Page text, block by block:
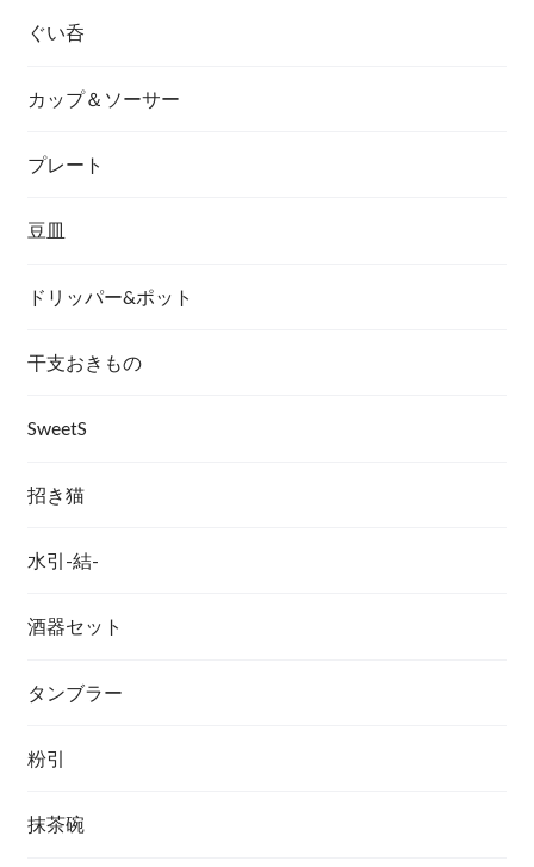
ぐい呑
カップ＆ソーサー
プレート
豆皿
ドリッパー&ポット
干支おきもの
SweetS
招き猫
水引-結-
酒器セット
タンブラー
粉引
抹茶碗